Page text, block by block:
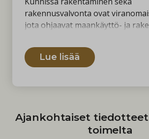
rakennusvalvonta ovat
jota ohjaavat maankäyttö- ja
palvelee rakennusvalvonta.
Rakennusvalvonnan tehtävänä
opastaa ja valvoa sääntöjen ja
rakennusvalvontaviranomaisten
Lue lisää
Ajankohtaiset
toimelta